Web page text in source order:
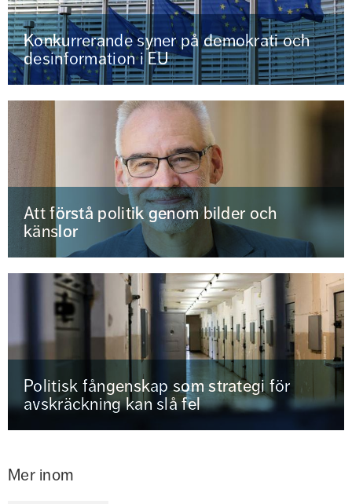
Konkurrerande syner på demokrati och
desinformation i EU
Att förstå politik genom bilder och
känslor
Politisk fångenskap som strategi för
avskräckning kan slå fel
Mer inom